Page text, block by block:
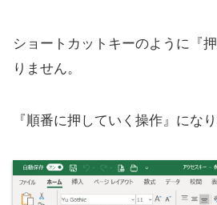
ショートカットキーのように『
りません。
『順番に押していく操作』になり